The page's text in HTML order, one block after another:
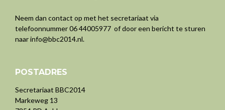
Neem dan contact op met het secretariaat via
telefoonnummer 06 44005977 of door een bericht te sturen
naarinfo@bbc2014.nl.
POSTADRES
Secretariaat BBC2014
Markeweg 13